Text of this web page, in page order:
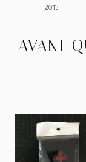
2013
AVANT